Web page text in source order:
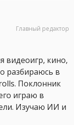
Главный редактор
видеоигр, кино,
разбираюсь в
Поклонник
играю в
Изучаю ИИ и